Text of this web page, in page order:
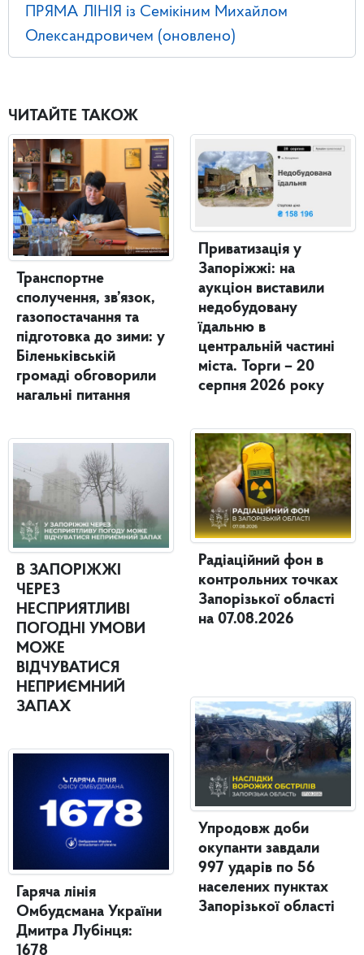
ПРЯМА ЛІНІЯ із Семікіним Михайлом
Олександровичем (оновлено)
ЧИТАЙТЕ ТАКОЖ
Транспортне
сполучення, зв’язок,
газопостачання та
підготовка до зими: у
Біленьківській
громаді обговорили
нагальні питання
В ЗАПОРІЖЖІ
ЧЕРЕЗ
НЕСПРИЯТЛИВІ
ПОГОДНІ УМОВИ
МОЖЕ
ВІДЧУВАТИСЯ
НЕПРИЄМНИЙ
ЗАПАХ
Гаряча лінія
Омбудсмана України
Дмитра Лубінця:
1678
Приватизація у
Запоріжжі: на
аукціон виставили
недобудовану
їдальню в
центральній частині
міста. Торги – 20
серпня 2026 року
Радіаційний фон в
контрольних точках
Запорізької області
на 07.08.2026
Упродовж доби
окупанти завдали
997 ударів по 56
населених пунктах
Запорізької області